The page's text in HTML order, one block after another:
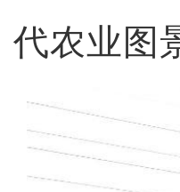
代农业图